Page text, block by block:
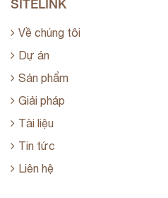
SITELINK
Về chúng tôi
Dự án
Sản phẩm
Giải pháp
Tài liệu
Tin tức
Liên hệ